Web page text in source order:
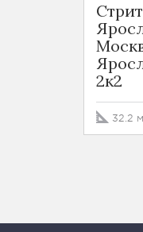
2к2
32.2